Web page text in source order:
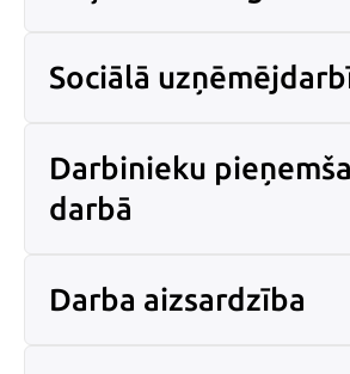
Sociālā
Darbinieku
darbā
Darba aizsardzība